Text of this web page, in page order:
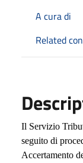
A cura di
Related
Il Servizio
seguito di
Accertamento